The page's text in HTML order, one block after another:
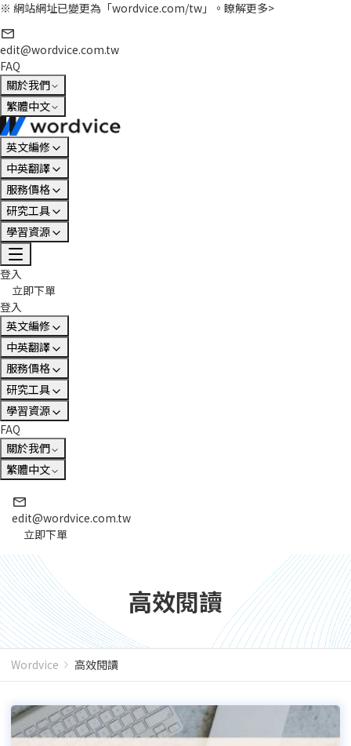
※ 網站網址已變更為「wordvice.com/tw」。 瞭解更多>
edit@wordvice.com.tw
FAQ
關於我們
繁體中文
英文編修
中英翻譯
服務價格
研究工具
學習資源
登入
立即下單
登入
英文編修
中英翻譯
服務價格
研究工具
學習資源
FAQ
關於我們
繁體中文
edit@wordvice.com.tw
立即下單
高效閱讀
Wordvice 高效閱讀